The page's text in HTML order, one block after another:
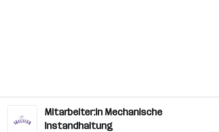
Mitarbeiter:in Mechanische
Instandhaltung